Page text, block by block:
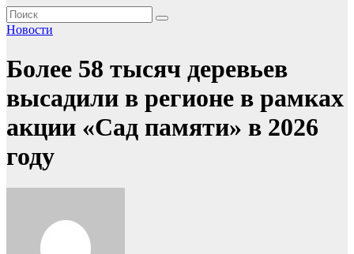
Новости
Более 58 тысяч деревьев
высадили в регионе в рамках
акции «Сад памяти» в 2026
году